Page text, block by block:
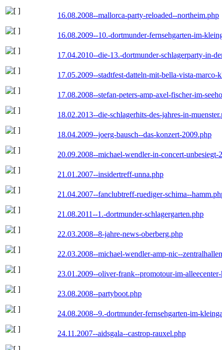
16.08.2008--mallorca-party-reloaded--northeim.php
16.08.2009--10.-dortmunder-fernsehgarten-im-
17.04.2010--die-13.-dortmunder-schlagerparty-in-
17.05.2009--stadtfest-datteln-mit-bella-vista-marco-
17.08.2008--stefan-peters-amp-axel-fischer-im-
18.02.2013--die-schlagerhits-des-jahres-in-
18.04.2009--joerg-bausch--das-konzert-2009.php
20.09.2008--michael-wendler-in-concert-unbesiegt-
21.01.2007--insidertreff-unna.php
21.04.2007--fanclubtreff-ruediger-schima--
21.08.2011--1.-dortmunder-schlagergarten.php
22.03.2008--8-jahre-news-oberberg.php
22.03.2008--michael-wendler-amp-nic--
23.01.2009--oliver-frank--promotour-im-
23.08.2008--partyboot.php
24.08.2008--9.-dortmunder-fernsehgarten-im-
24.11.2007--aidsgala--castrop-rauxel.php